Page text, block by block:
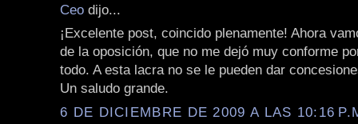
Ceo dijo...
¡Excelente post, coincido plenamente! Ahora
de la oposición, que no me dejó muy conforme
todo. A esta lacra no se le pueden dar
Un saludo grande.
6 DE DICIEMBRE DE 2009 A LAS 10:16